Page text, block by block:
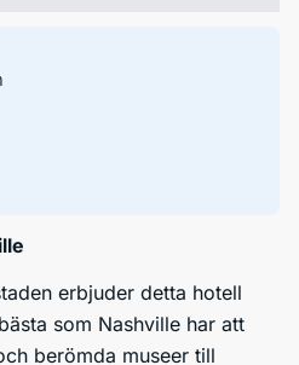
erbjuder detta hotell
som Nashville har att
berömda museer till